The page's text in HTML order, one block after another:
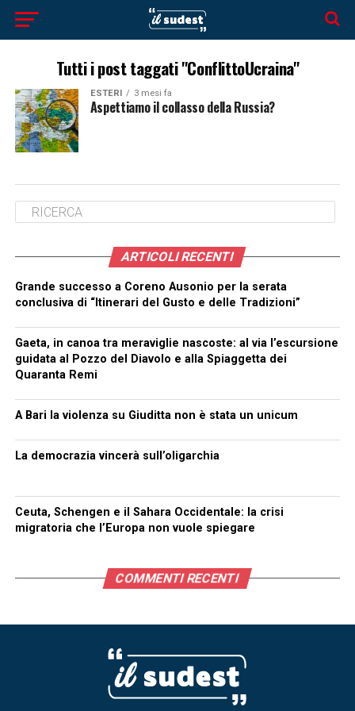
Tutti i post taggati "ConflittoUcraina"
ESTERI 3 mesi fa
Aspettiamo il collasso della Russia?
ARTICOLI RECENTI
Grande successo a Coreno Ausonio per la serata
conclusiva di “Itinerari del Gusto e delle Tradizioni”
Gaeta, in canoa tra meraviglie nascoste: al via l’escursione
guidata al Pozzo del Diavolo e alla Spiaggetta dei
Quaranta Remi
A Bari la violenza su Giuditta non è stata un unicum
La democrazia vincerà sull’oligarchia
Ceuta, Schengen e il Sahara Occidentale: la crisi
migratoria che l’Europa non vuole spiegare
COMMENTI RECENTI